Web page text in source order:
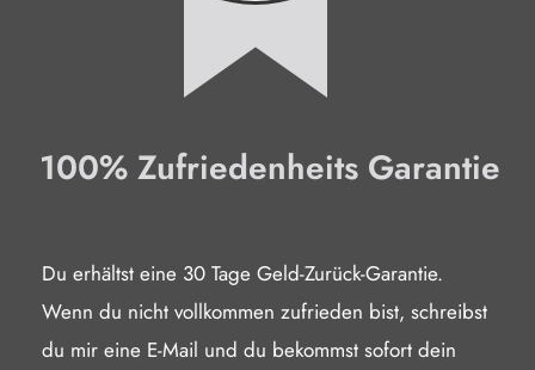
100% Zufriedenheits Garantie
Du erhältst eine 30 Tage Geld-Zurück-Garantie.
Wenn du nicht vollkommen zufrieden bist, schreibst
du mir eine E-Mail und du bekommst sofort dein